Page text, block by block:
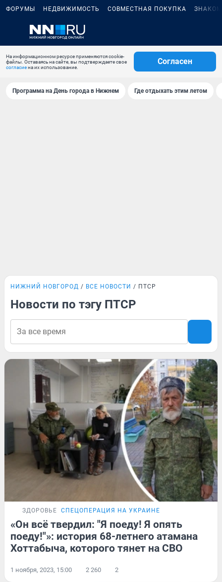
ФОРУМЫ НЕДВИЖИМОСТЬ СОВМЕСТНАЯ ПОКУПКА
На информационном ресурсе применяются cookie-
файлы. Оставаясь на сайте, вы подтверждаете свое
согласиена их использование.
Согласен
Программа на День города в Нижнем Где отдыхать этим летом
НИЖНИЙ НОВГОРОД ВСЕ НОВОСТИ ПТСР
Новости по тэгу ПТСР
ЗДОРОВЬЕ СПЕЦОПЕРАЦИЯ НА УКРАИНЕ
«Он всё твердил: "Я поеду! Я опять
поеду!"»: история 68-летнего атамана
Хоттабыча, которого тянет на СВО
1 ноября, 2023, 15:00 2 260 2